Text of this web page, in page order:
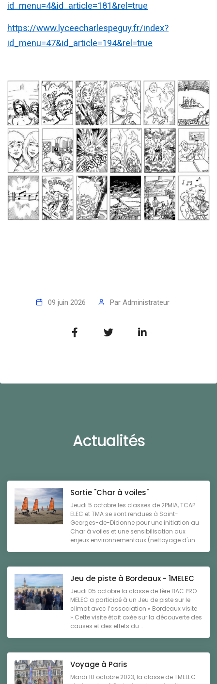
id_menu=4&id_article=181&rel=true
https://www.lyceecharlespeguy.fr/index?
id_menu=47&id_article=194&rel=true
09 juin 2026 Par Administrateur
Actualités
Sortie "Char à voiles"
Jeudi 5 octobre les classes de 2PMIA, TCAP
ELEC et TMA se sont rendues à Saint-
Georges-de-Didonne pour une initiation au
Char à voiles et une sensibilisation aux
enjeux environnementaux (nettoyage d'un ...
Jeu de piste à Bordeaux - 1MELEC
Jeudi 05 octobre la classe de 1ère BAC PRO
MELEC a participé à un Jeu de piste sur le
climat avec l’association « Bordeaux visite
».Cette visite était axée sur la découverte des
causes et des effets du ...
Voyage à Paris
Mardi 10 octobre 2023, la classe de TMELEC